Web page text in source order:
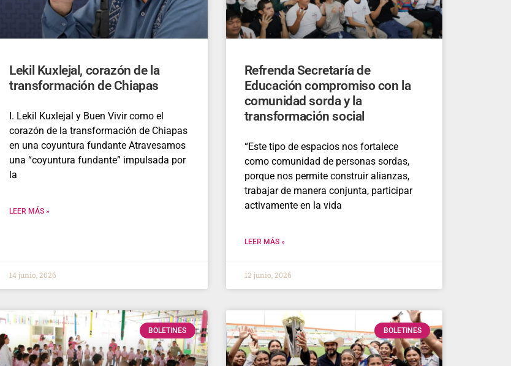
Lekil Kuxlejal, corazón de la
transformación de Chiapas
I. Lekil Kuxlejal y Buen Vivir como el
corazón de la transformación de Chiapas
en una coyuntura fundante Atravesamos
una “coyuntura fundante” impulsada por
la
LEER MÁS »
14 junio, 2026
Refrenda Secretaría de
Educación compromiso con la
comunidad sorda y la
transformación social
“Este tipo de espacios nos fortalece
como comunidad de personas sordas,
porque nos permite construir alianzas,
trabajar de manera conjunta, participar
activamente en la vida
LEER MÁS »
12 junio, 2026
BOLETINES BOLETINES